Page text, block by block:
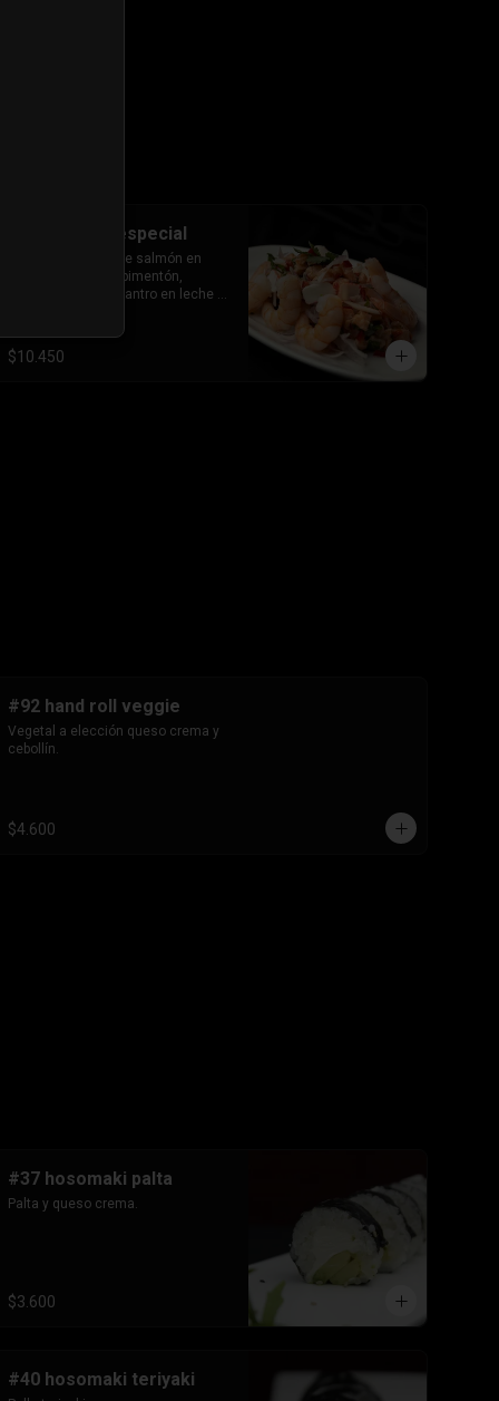
#53 ceviche especial
Delicados trozos de salmón en
cubos y camarón, pimentón,
cebolla morada, cilantro en leche
$10.450
#92 hand roll veggie
Vegetal a elección queso crema y
cebollín.
$4.600
#37 hosomaki palta
Palta y queso crema.
$3.600
#40 hosomaki teriyaki